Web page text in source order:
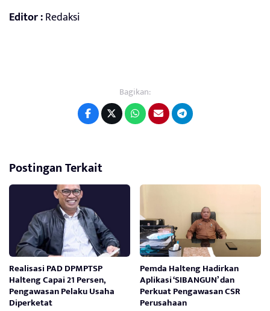
Editor :Redaksi
Bagikan:
Postingan Terkait
Realisasi PAD DPMPTSP
Halteng Capai 21 Persen,
Pengawasan Pelaku Usaha
Diperketat
Pemda Halteng Hadirkan
Aplikasi ‘SIBANGUN’ dan
Perkuat Pengawasan CSR
Perusahaan